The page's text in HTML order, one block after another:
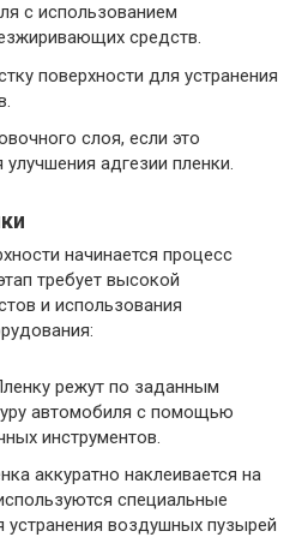
с использованием
средств.
поверхности для устранения
слоя, если это
адгезии пленки.
начинается процесс
требует высокой
и использования
режут по заданным
автомобиля с помощью
инструментов.
аккуратно наклеивается на
специальные
устранения воздушных пузырей